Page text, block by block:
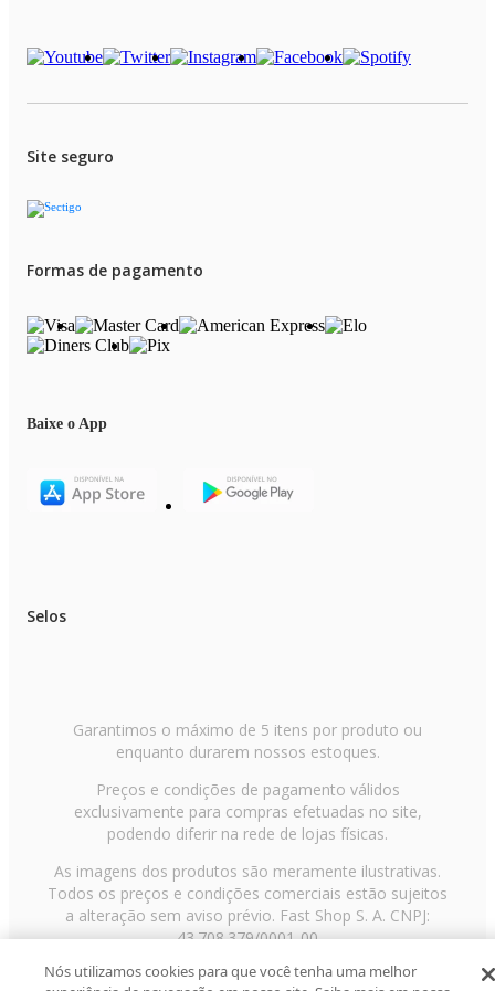
Site seguro
Formas de pagamento
Baixe o App
Selos
Garantimos o máximo de 5 itens por produto ou
enquanto durarem nossos estoques.
Preços e condições de pagamento válidos
exclusivamente para compras efetuadas no site,
podendo diferir na rede de lojas físicas.
As imagens dos produtos são meramente ilustrativas.
Todos os preços e condições comerciais estão sujeitos
a alteração sem aviso prévio. Fast Shop S. A. CNPJ:
43.708.379/0001-00
Avenida Zaki Narchi, nº 1650, sobreloja, Carandiru, São
Nós utilizamos cookies para que você tenha uma melhor